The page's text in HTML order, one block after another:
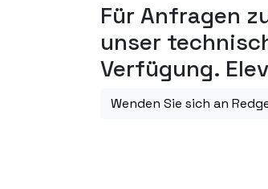
Für Anfragen
unser
Verfügung.
Wenden Sie sich an